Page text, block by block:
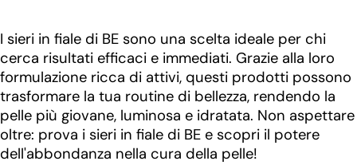
I sieri in fiale di BE sono una scelta ideale per chi
cerca risultati efficaci e immediati. Grazie alla loro
formulazione ricca di attivi, questi prodotti possono
trasformare la tua routine di bellezza, rendendo la
pelle più giovane, luminosa e idratata. Non aspettare
oltre: prova i sieri in fiale di BE e scopri il potere
dell'abbondanza nella cura della pelle!